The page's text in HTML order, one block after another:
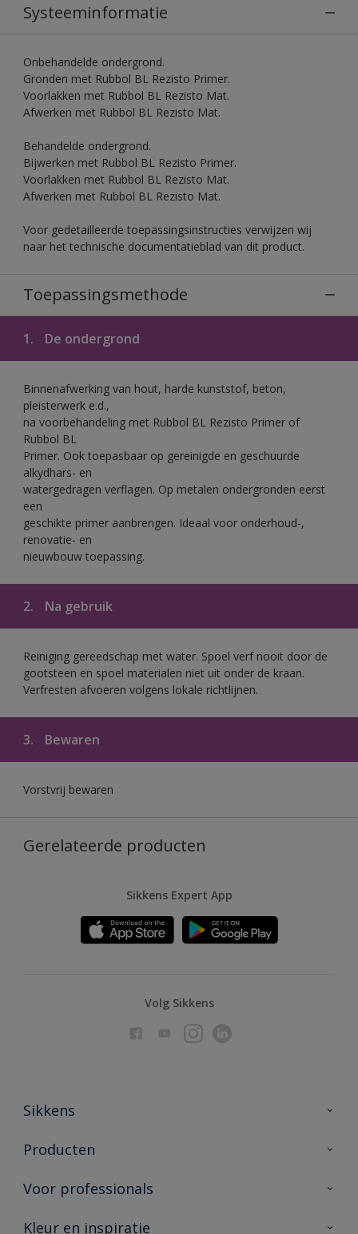
Systeeminformatie
Onbehandelde ondergrond.
Gronden met Rubbol BL Rezisto Primer.
Voorlakken met Rubbol BL Rezisto Mat.
Afwerken met Rubbol BL Rezisto Mat.
Behandelde ondergrond.
Bijwerken met Rubbol BL Rezisto Primer.
Voorlakken met Rubbol BL Rezisto Mat.
Afwerken met Rubbol BL Rezisto Mat.
Voor gedetailleerde toepassingsinstructies verwijzen wij
naar het technische documentatieblad van dit product.
Toepassingsmethode
1. De ondergrond
Binnenafwerking van hout, harde kunststof, beton,
pleisterwerk e.d.,
na voorbehandeling met Rubbol BL Rezisto Primer of
Rubbol BL
Primer. Ook toepasbaar op gereinigde en geschuurde
alkydhars- en
watergedragen verflagen. Op metalen ondergronden eerst
een
geschikte primer aanbrengen. Ideaal voor onderhoud-,
renovatie- en
nieuwbouw toepassing.
2. Na gebruik
Reiniging gereedschap met water. Spoel verf nooit door de
gootsteen en spoel materialen niet uit onder de kraan.
Verfresten afvoeren volgens lokale richtlijnen.
3. Bewaren
Vorstvrij bewaren
Gerelateerde producten
Sikkens Expert App
Volg Sikkens
Sikkens
Over Sikkens
Duurzaamheid
Producten
Producten voor binnen
Vind je verkooppunt
Voor professionals
Advies & service
Kleur en inspiratie